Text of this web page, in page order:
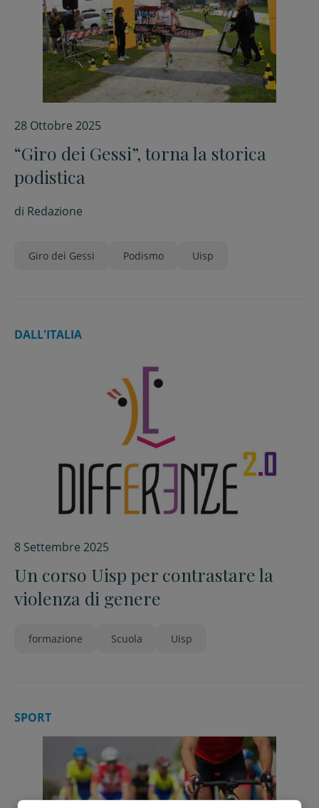
28 Ottobre 2025
“Giro dei Gessi”, torna la storica
podistica
di Redazione
Giro dei Gessi Podismo Uisp
DALL'ITALIA
8 Settembre 2025
Un corso Uisp per contrastare la
violenza di genere
formazione Scuola Uisp
SPORT